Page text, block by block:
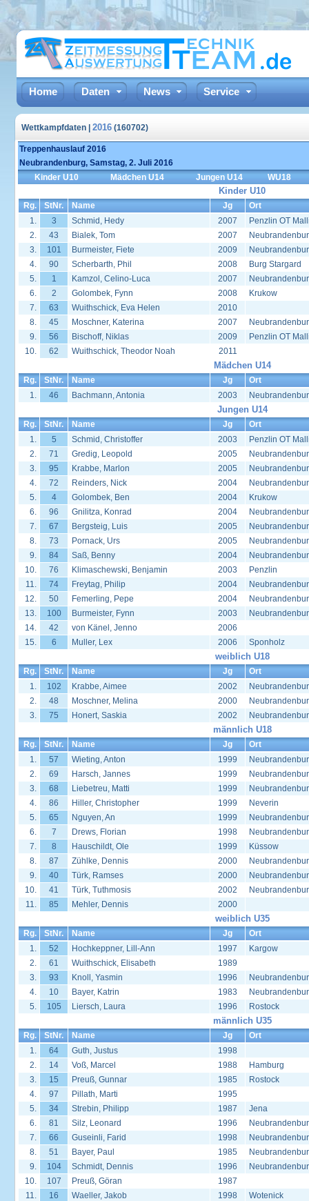
Home Daten News Service
Wettkampfdaten | 2016 (160702)
Treppenhauslauf 2016
Neubrandenburg, Samstag, 2. Juli 2016
Kinder U10
Mädchen U14 Jungen U14 WU18
Kinder U10
Rg. StNr. Name Jg
Ort
1.
3 Schmid, Hedy 2007
Penzlin OT
2.
43 Bialek, Tom 2007
3.
101 Burmeister, Fiete 2009
4.
90 Scherbarth, Phil 2008
Burg Stargard
5.
1 Kamzol, Celino-Luca 2007
6.
2 Golombek, Fynn 2008
Krukow
7.
63 Wuithschick, Eva Helen
2010
8.
45 Moschner, Katerina 2007
9.
56 Bischoff, Niklas 2009
Penzlin OT
10.
62 Wuithschick, Theodor Noah 2011
Mädchen U14
Rg. StNr. Name Jg
Ort
1.
46 Bachmann, Antonia 2003
Jungen U14
Rg. StNr. Name Jg
Ort
1.
5 Schmid, Christoffer 2003
Penzlin OT
2.
71 Gredig, Leopold 2005
3.
95 Krabbe, Marlon 2005
4.
72 Reinders, Nick 2004
5.
4 Golombek, Ben 2004
Krukow
6.
96 Gnilitza, Konrad 2004
7.
67 Bergsteig, Luis 2005
8.
73 Pornack, Urs 2005
9.
84 Saß, Benny 2004
10.
76 Klimaschewski, Benjamin 2003
Penzlin
11.
74 Freytag, Philip 2004
12.
50 Femerling, Pepe 2004
13.
100 Burmeister, Fynn 2003
14.
42 von Känel, Jenno
2006
15.
6 Muller, Lex 2006 Sponholz
weiblich U18
Rg. StNr. Name Jg
Ort
1.
102 Krabbe, Aimee 2002
2.
48 Moschner, Melina 2000
3.
75 Honert, Saskia 2002
männlich U18
Rg. StNr. Name Jg
Ort
1.
57 Wieting, Anton 1999
2.
69 Harsch, Jannes 1999
3.
68 Liebetreu, Matti 1999
4.
86 Hiller, Christopher 1999
Neverin
5.
65 Nguyen, An 1999
6.
7 Drews, Florian 1998
7.
8 Hauschildt, Ole 1999
Küssow
8.
87 Zühlke, Dennis 2000
9.
40 Türk, Ramses 2000
10.
41 Türk, Tuthmosis 2002
11.
85 Mehler, Dennis 2000
weiblich U35
Rg. StNr. Name Jg
Ort
1.
52 Hochkeppner, Lill-Ann 1997
Kargow
2.
61 Wuithschick, Elisabeth
1989
3.
93 Knoll, Yasmin 1996
4.
10 Bayer, Katrin 1983
5.
105 Liersch, Laura 1996 Rostock
männlich U35
Rg. StNr. Name Jg
Ort
1.
64 Guth, Justus
1998
2.
14 Voß, Marcel 1988
Hamburg
3.
15 Preuß, Gunnar 1985
Rostock
4.
97 Pillath, Marti
1995
5.
34 Strebin, Philipp 1987
Jena
6.
81 Silz, Leonard 1996
7.
66 Guseinli, Farid 1998
8.
51 Bayer, Paul 1985
9.
104 Schmidt, Dennis 1996
10.
107 Preuß, Göran
1987
11.
16 Waeller, Jakob 1998
Wotenick